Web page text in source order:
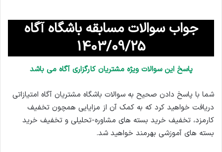
جواب سوالات مسابقه باشگاه آگاه
1403/09/25
پاسخ این سوالات ویژه مشتریان کارگزاری آگاه می باشد
شما با پاسخ دادن صحیح به سوالات باشگاه مشتریان آگاه امتیازاتی
دریافت خواهید کرد که به کمک آن از مزایایی همچون تخفیف
کارمزد، تخفیف خرید بسته های مشاوره-تحلیلی و تخفیف خرید
بسته های آموزشی بهرمند خواهید شد.